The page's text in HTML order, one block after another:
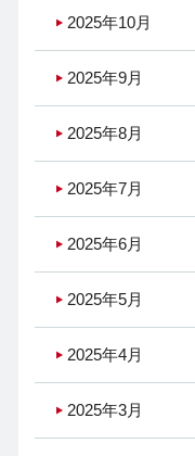
2025年10月
2025年9月
2025年8月
2025年7月
2025年6月
2025年5月
2025年4月
2025年3月